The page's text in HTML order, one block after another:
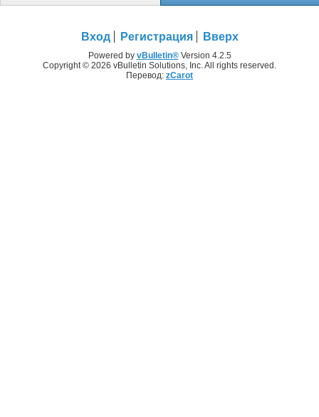
Вход Регистрация Вверх
Powered by vBulletin®Version 4.2.5
Copyright © 2026 vBulletin Solutions, Inc. All rights reserved.
Перевод: zCarot